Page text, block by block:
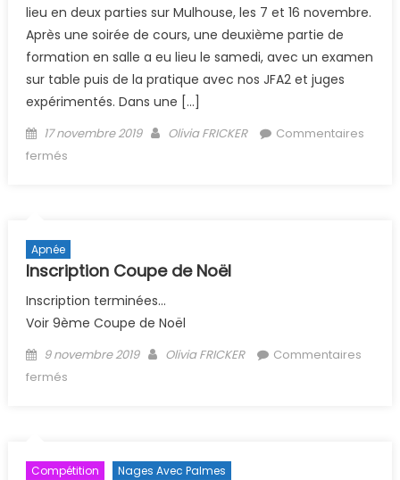
lieu en deux parties sur Mulhouse, les 7 et 16 novembre.
Après une soirée de cours, une deuxième partie de
formation en salle a eu lieu le samedi, avec un examen
sur table puis de la pratique avec nos JFA2 et juges
expérimentés. Dans une […]
Posted on
17 novembre 2019 Author
Olivia FRICKER
Commentaires
fermés
Apnée
Inscription Coupe de Noël
Inscription terminées…
Voir 9ème Coupe de Noël
Posted on
9 novembre 2019 Author
Olivia FRICKER
Commentaires
fermés
Compétition Nages Avec Palmes